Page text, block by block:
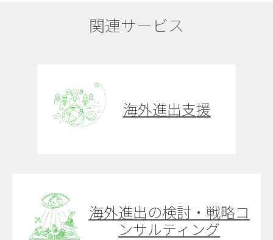
関連サービス
海外進出支援
海外進出の検討・戦略コ
ンサルティング